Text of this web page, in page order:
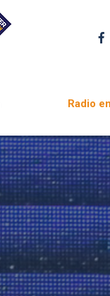
Radio